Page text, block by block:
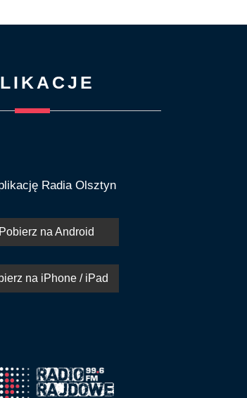
Radia Olsztyn
Pobierz na Android
na iPhone / iPad